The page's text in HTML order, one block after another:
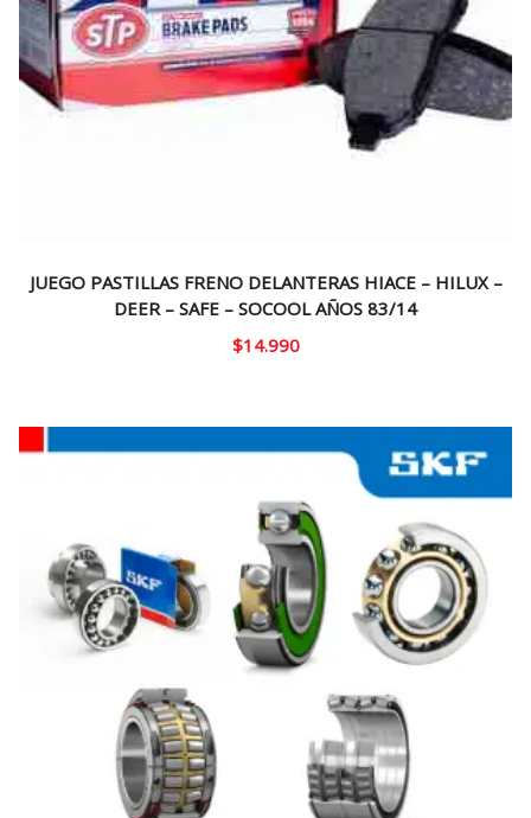
JUEGO PASTILLAS FRENO DELANTERAS HIACE – HILUX –
DEER – SAFE – SOCOOL AÑOS 83/14
$14.990